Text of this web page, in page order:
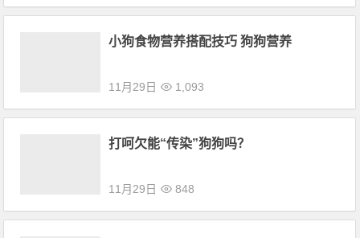
小狗食物营养搭配技巧 狗狗营养
11月29日 1,093
打呵欠能“传染”狗狗吗？
11月29日 848